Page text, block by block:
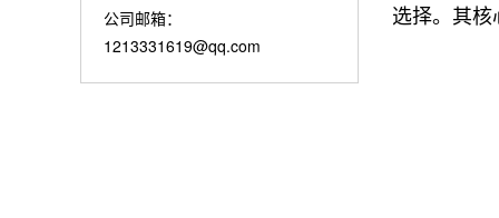
公司邮箱：
1213331619@qq.com
选择。其